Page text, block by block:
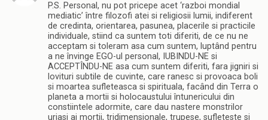
P.S. Personal, nu pot pricepe acet ‘razboi mondial
mediatic’ între filozofi atei si religiosii lumii, indiferent
de credinta, orientarea, pasunea, placerile si practicile
individuale, stiind ca suntem toti diferiti, de ce nu ne
acceptam si toleram asa cum suntem, luptând pentru
a ne învinge EGO-ul personal, IUBINDU-NE si
ACCEPTÎNDU-NE asa cum suntem diferiti, fara jigniri si
lovituri subtile de cuvinte, care ranesc si provoaca boli
si moartea sufleteasca si spirituala, facând din Terra o
planeta a mortii si holocaustului întunericului din
constiintele adormite, care dau nastere monstrilor
uriasi ai mortii, tridimensionale, trupese, sufleteste si